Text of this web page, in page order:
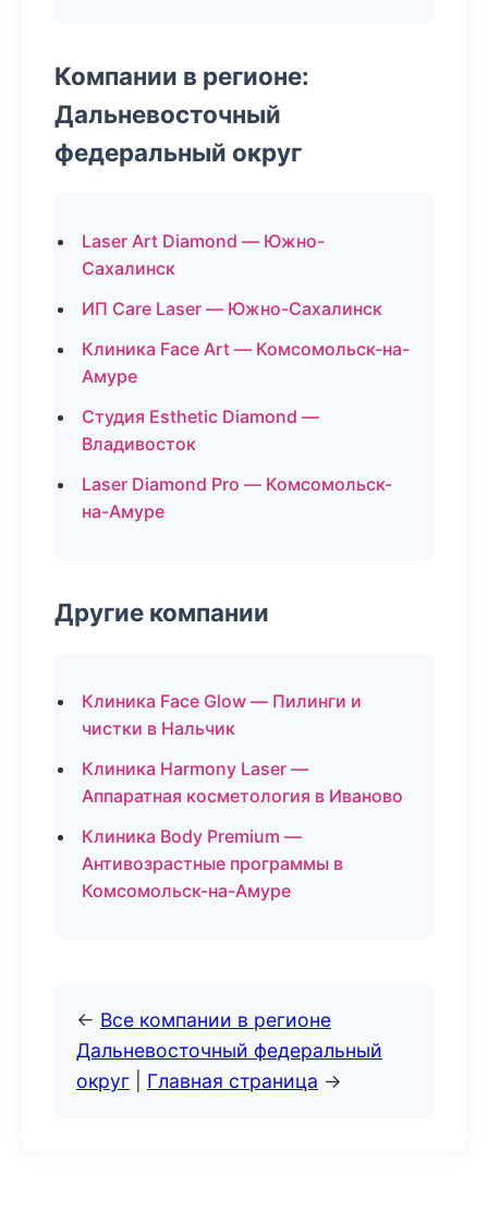
Компании в регионе:
Дальневосточный
федеральный округ
Laser Art Diamond — Южно-
Сахалинск
ИП Care Laser — Южно-Сахалинск
Клиника Face Art — Комсомольск-на-
Амуре
Студия Esthetic Diamond —
Владивосток
Laser Diamond Pro — Комсомольск-
на-Амуре
Другие компании
Клиника Face Glow — Пилинги и
чистки в Нальчик
Клиника Harmony Laser —
Аппаратная косметология в Иваново
Клиника Body Premium —
Антивозрастные программы в
Комсомольск-на-Амуре
← Все компании в регионе
Дальневосточный федеральный
округ
Главная страница →